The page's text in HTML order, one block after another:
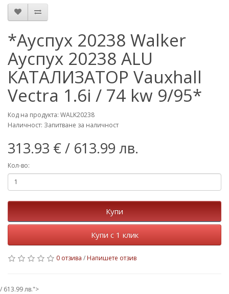
*Ауспух 20238 Walker
Ауспух 20238 ALU
КАТАЛИЗАТОР Vauxhall
Vectra 1.6i / 74 kw 9/95*
Код на продукта: WALK20238
Наличност: Запитване за наличност
313.93 €/ 613.99 лв.
Кол-во:
Купи
Купи с 1 клик
0 отзива / Напишете отзив
/ 613.99 лв.">